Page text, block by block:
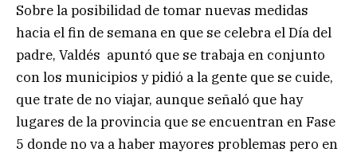
Sobre la posibilidad de tomar nuevas medidas
hacia el fin de semana en que se celebra el Día del
padre, Valdés apuntó que se trabaja en conjunto
con los municipios y pidió a la gente que se cuide,
que trate de no viajar, aunque señaló que hay
lugares de la provincia que se encuentran en Fase
5 donde no va a haber mayores problemas pero en